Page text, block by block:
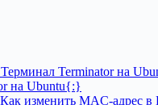
Terminator на
на Ubuntu{:}
изменить MAC-адрес